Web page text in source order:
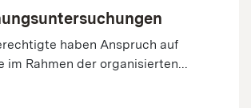
haben Anspruch auf
im Rahmen der organisierten...